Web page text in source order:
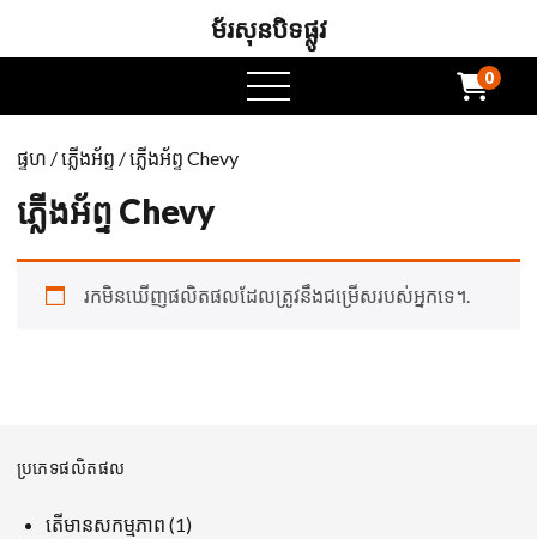
ម័រសុនបិទផ្លូវ
ម៉ឺនុយបើក 0
ផ្ទហ /ភ្លើងអ័ព្ទ / ភ្លើងអ័ព្ទ Chevy
ភ្លើងអ័ព្ទ Chevy
រកមិនឃើញផលិតផលដែលត្រូវនឹងជម្រើសរបស់អ្នកទេ។.
ប្រភេទផលិតផល
តើមានសកម្មភាព 11